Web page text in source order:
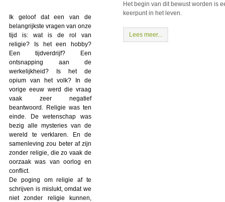
Ik geloof dat een van de
belangrijkste vragen van onze
tijd is: wat is de rol van
religie? Is het een hobby?
Een tijdverdrijf? Een
ontsnapping aan de
werkelijkheid? Is het de
opium van het volk? In de
vorige eeuw werd die vraag
vaak zeer negatief
beantwoord. Religie was ten
einde. De wetenschap was
bezig alle mysteries van de
wereld te verklaren. En de
samenleving zou beter af zijn
zonder religie, die zo vaak de
oorzaak was van oorlog en
conflict.
De poging om religie af te
schrijven is mislukt, omdat we
niet zonder religie kunnen,
Het begin van dit bewust worden is
keerpunt in het leven.
Lees meer...